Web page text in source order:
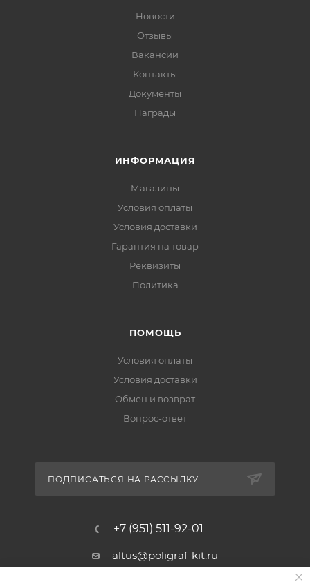
Новости
Отзывы
Вакансии
Контакты
Документы
Награды
ИНФОРМАЦИЯ
Магазины
Условия оплаты
Условия доставки
Гарантия на товар
Реквизиты
Политика
ПОМОЩЬ
Условия оплаты
Условия доставки
Обмен и возврат
Вопрос-ответ
ПОДПИСАТЬСЯ НА РАССЫЛКУ
+7 (951) 511-92-01
altus@poligraf-kit.ru